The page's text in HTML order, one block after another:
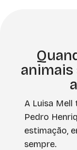
A Luisa
Pedro
estimação,
sempre.